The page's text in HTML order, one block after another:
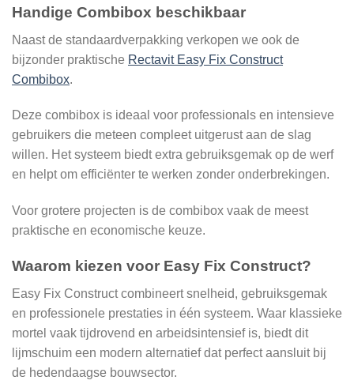
Handige Combibox beschikbaar
Naast de standaardverpakking verkopen we ook de
bijzonder praktische Rectavit Easy Fix Construct
Combibox.
Deze combibox is ideaal voor professionals en intensieve
gebruikers die meteen compleet uitgerust aan de slag
willen. Het systeem biedt extra gebruiksgemak op de werf
en helpt om efficiënter te werken zonder onderbrekingen.
Voor grotere projecten is de combibox vaak de meest
praktische en economische keuze.
Waarom kiezen voor Easy Fix Construct?
Easy Fix Construct combineert snelheid, gebruiksgemak
en professionele prestaties in één systeem. Waar klassieke
mortel vaak tijdrovend en arbeidsintensief is, biedt dit
lijmschuim een modern alternatief dat perfect aansluit bij
de hedendaagse bouwsector.